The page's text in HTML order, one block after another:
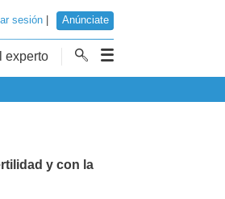
sesión| Anúnciate
experto
y con la